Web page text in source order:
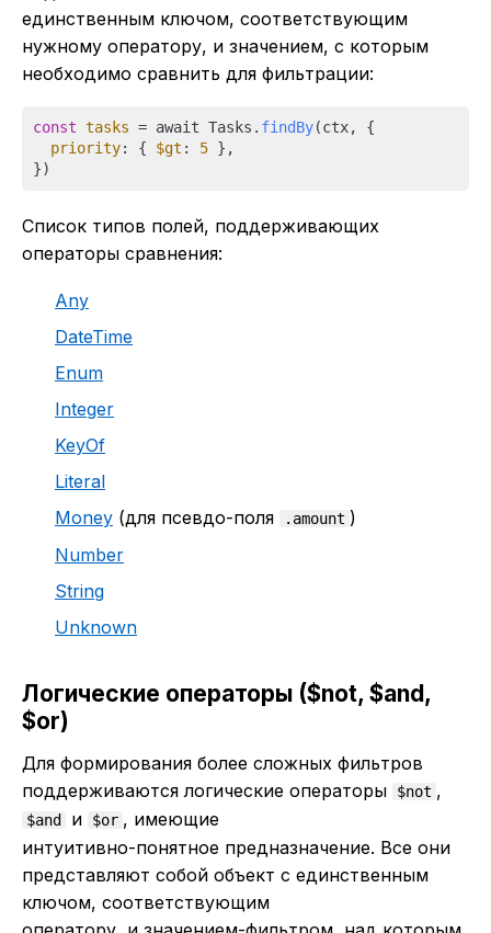
единственным ключом, соответствующим
нужному оператору, и значением, с которым
необходимо сравнить для фильтрации:
const tasks = await Tasks. findBy(ctx, {
priority: { $gt : 5 },
Список типов полей, поддерживающих
операторы сравнения:
Any
DateTime
Enum
Integer
KeyOf
Literal
Money (для псевдо-поля .amount )
Number
String
Unknown
Логические операторы ($not, $and,
$or)
Для формирования более сложных фильтров
поддерживаются логические операторы
$not ,
$and и $or , имеющие
интуитивно-понятное предназначение. Все они
представляют собой объект с единственным
ключом, соответствующим